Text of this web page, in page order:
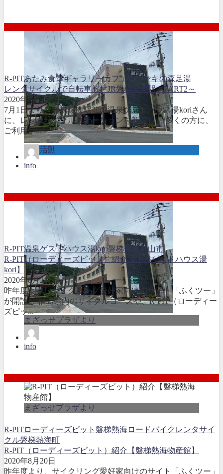
取材活動
R-PITあたみ食堂ギャラリーカフェ杢ケヤキの森足湯
レンタサイクルで自転車旅～JR磐梯熱海駅・PART2～
2020年8月27日
7月1日より、磐梯熱海駅前の温泉ゲストハウス湯koriさん
に、レンタサイクルステーションを新設し、 多くの方に、
ご利用い...
info
まざっせプラザより
R-PIT温泉ゲストハウス湯kori磐梯熱海郡山市
R-PIT（ローディーズピット）紹介【温泉ゲストハウス湯
kori】
2020年8月24日
昨年度より、サイクリング愛好家向けのサイト「ふくツー」
が開設し 福島県内のサイクルコースや、R-PIT（ローディー
ズピッ...
info
まざっせプラザより
R-PITローディーズピット 磐梯熱海ロードバイクレンタサイ
クル磐梯熱海町
R-PIT（ローディーズピット）紹介【磐梯熱海物産館】
2020年8月20日
昨年度より、サイクリング愛好家向けのサイト「ふくツー」